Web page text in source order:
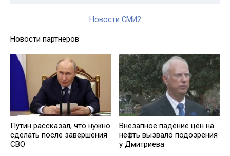
Новости СМИ2
Новости партнеров
Путин рассказал, что нужно
сделать после завершения
СВО
Внезапное падение цен на
нефть вызвало подозрения
у Дмитриева